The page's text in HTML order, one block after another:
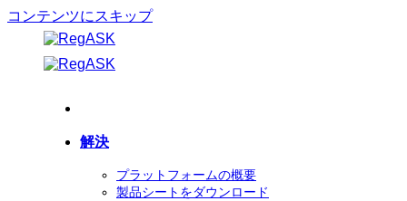
コンテンツにスキップ
解決
プラットフォームの概要
製品シートをダウンロード